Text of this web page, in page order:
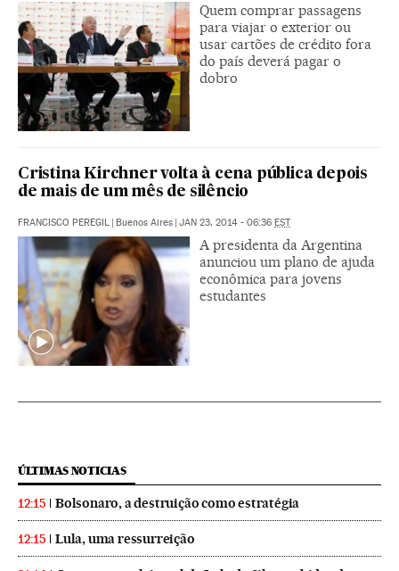
Quem comprar passagens
para viajar o exterior ou
usar cartões de crédito fora
do país deverá pagar o
dobro
Cristina Kirchner volta à cena pública depois
de mais de um mês de silêncio
FRANCISCO PEREGIL | Buenos Aires | JAN 23, 2014 - 06:36 EST
A presidenta da Argentina
anunciou um plano de ajuda
econômica para jovens
estudantes
ÚLTIMAS NOTICIAS
12:15 Bolsonaro, a destruição como estratégia
12:15 Lula, uma ressurreição